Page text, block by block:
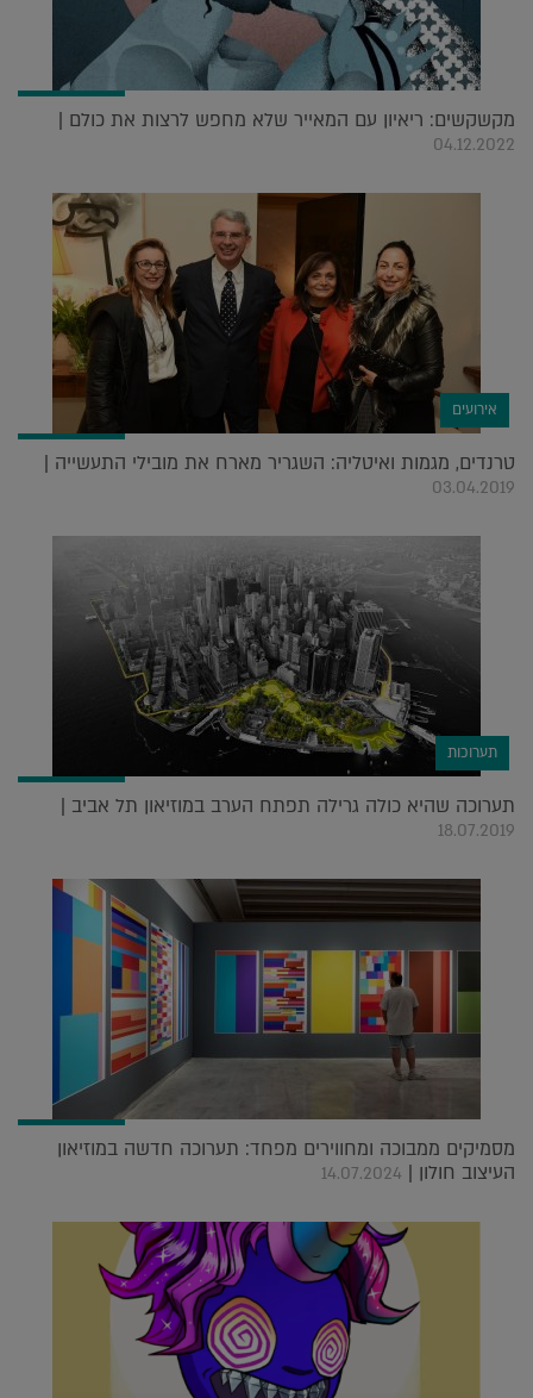
מקשקשים: ריאיון עם המאייר שלא מחפש לרצות את כולם |
04.12.2022
אירועים
טרנדים, מגמות ואיטליה: השגריר מארח את מובילי התעשייה |
03.04.2019
תערוכות
תערוכה שהיא כולה גרילה תפתח הערב במוזיאון תל אביב |
18.07.2019
מסמיקים ממבוכה ומחווירים מפחד: תערוכה חדשה במוזיאון
העיצוב חולון | 14.07.2024